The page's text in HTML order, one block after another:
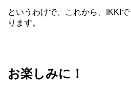
というわけで、これから、IKKI
ります。
お楽しみに！